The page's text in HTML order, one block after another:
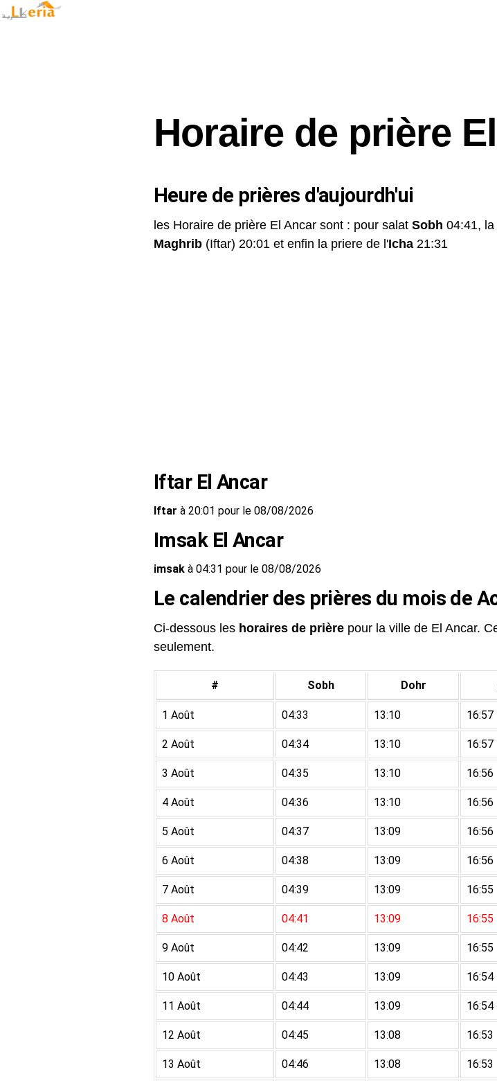
Horaire de prière
Heure de prières d'aujourdh'ui
les Horaire de prière El Ancar sont : pour salat Sobh 04:41,
Maghrib (Iftar) 20:01 et enfin la priere de l'Icha 21:31
Iftar El Ancar
Iftar à 20:01 pour le 08/08/2026
Imsak El Ancar
imsak à 04:31 pour le 08/08/2026
Le calendrier des prières du mois de
Ci-dessous les horaires de prière pour la ville de El Ancar.
seulement.
# Sobh Dohr
1 Août 04:33 13:10 16:57
2 Août 04:34 13:10 16:57
3 Août 04:35 13:10 16:56
4 Août 04:36 13:10 16:56
5 Août 04:37 13:09 16:56
6 Août 04:38 13:09 16:56
7 Août 04:39 13:09 16:55
8 Août 04:41 13:09 16:55
9 Août 04:42 13:09 16:55
10 Août 04:43 13:09 16:54
11 Août 04:44 13:09 16:54
12 Août 04:45 13:08 16:53
13 Août 04:46 13:08 16:53